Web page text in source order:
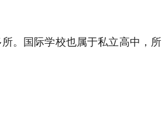
。国际学校也属于私立高中，